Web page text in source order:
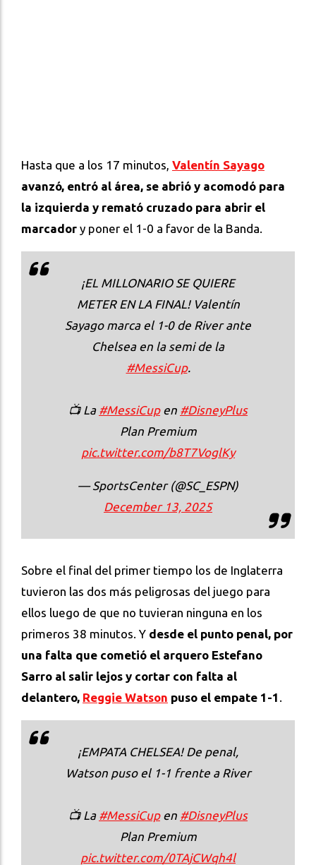
Hasta que a los 17 minutos, Valentín Sayago
avanzó, entró al área, se abrió y acomodó para
la izquierda y remató cruzado para abrir el
marcador y poner el 1-0 a favor de la Banda.
¡EL MILLONARIO SE QUIERE
METER EN LA FINAL! Valentín
Sayago marca el 1-0 de River ante
Chelsea en la semi de la
#MessiCup.
📺 La #MessiCupen #DisneyPlus
Plan Premium
pic.twitter.com/b8T7VoglKy
— SportsCenter (@SC_ESPN)
December 13, 2025
Sobre el final del primer tiempo los de Inglaterra
tuvieron las dos más peligrosas del juego para
ellos luego de que no tuvieran ninguna en los
primeros 38 minutos. Y desde el punto penal, por
una falta que cometió el arquero Estefano
Sarro al salir lejos y cortar con falta al
delantero, Reggie Watson puso el empate 1-1 .
¡EMPATA CHELSEA! De penal,
Watson puso el 1-1 frente a River
📺 La #MessiCupen #DisneyPlus
Plan Premium
pic.twitter.com/0TAjCWqh4l